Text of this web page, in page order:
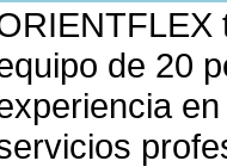
de 20